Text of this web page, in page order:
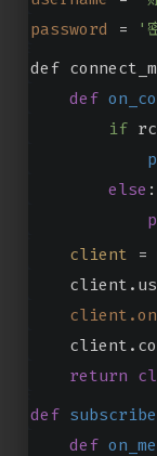
password =
'
def
def
if rc
else :
client =
return
def subscribe
def